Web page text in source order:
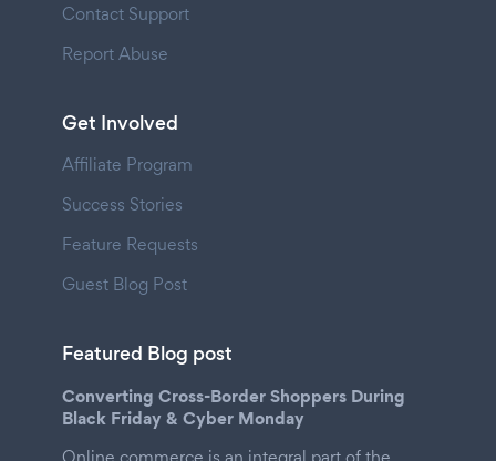
Contact Support
Report Abuse
Get Involved
Affiliate Program
Success Stories
Feature Requests
Guest Blog Post
Featured Blog post
Converting Cross-Border Shoppers During
Black Friday & Cyber Monday